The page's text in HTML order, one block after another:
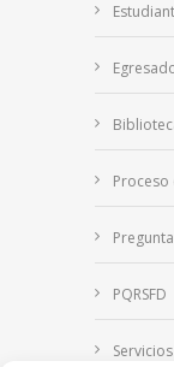
Proceso
PQRSFD